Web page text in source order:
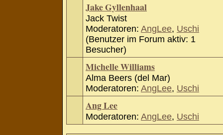
Jake Gyllenhaal
Jack Twist
Moderatoren: AngLee, Uschi
(Benutzer im Forum aktiv: 1
Besucher)
Michelle Williams
Alma Beers (del Mar)
Moderatoren: AngLee, Uschi
Ang Lee
Moderatoren: AngLee, Uschi